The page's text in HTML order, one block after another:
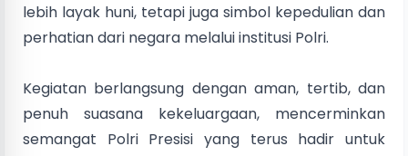
lebih layak huni, tetapi juga simbol kepedulian dan
perhatian dari negara melalui institusi Polri.
Kegiatan berlangsung dengan aman, tertib, dan
penuh suasana kekeluargaan, mencerminkan
semangat Polri Presisi yang terus hadir untuk